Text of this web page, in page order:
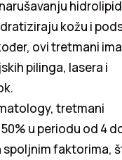
kožu i
ovi tretmani
pilinga, lasera i
tretmani
u periodu od 4
faktorima,